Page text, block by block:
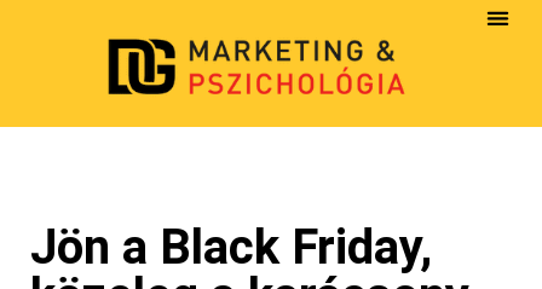
Jön a Black Friday,